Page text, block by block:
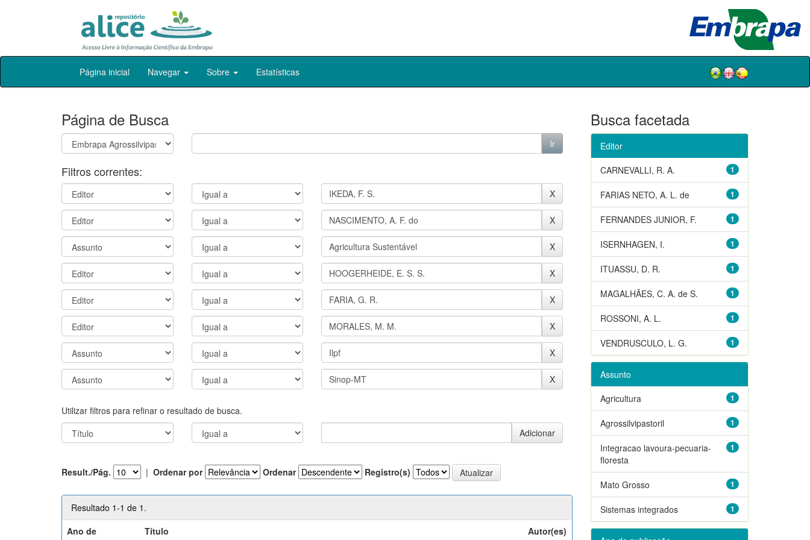
Skip
Página inicial Navegar Sobre Estatísticas
Página de Busca
Filtros correntes:
Utilizar filtros para refinar o resultado de busca.
Result./Pág. | Ordenar por Ordenar Registro(s)
Resultado 1-1 de 1.
Ano de
Título Autor(es)
Busca facetada
Editor
1
CARNEVALLI, R. A.
1
FARIAS NETO, A. L. de
1
FERNANDES JUNIOR, F.
1
ISERNHAGEN, I.
1
ITUASSU, D. R.
1
MAGALHÃES, C. A. de S.
1
ROSSONI, A. L.
1
VENDRUSCULO, L. G.
Assunto
1
Agricultura
1
Agrossilvipastoril
1
Integracao lavoura-pecuaria-
floresta
1
Mato Grosso
1
Sistemas integrados